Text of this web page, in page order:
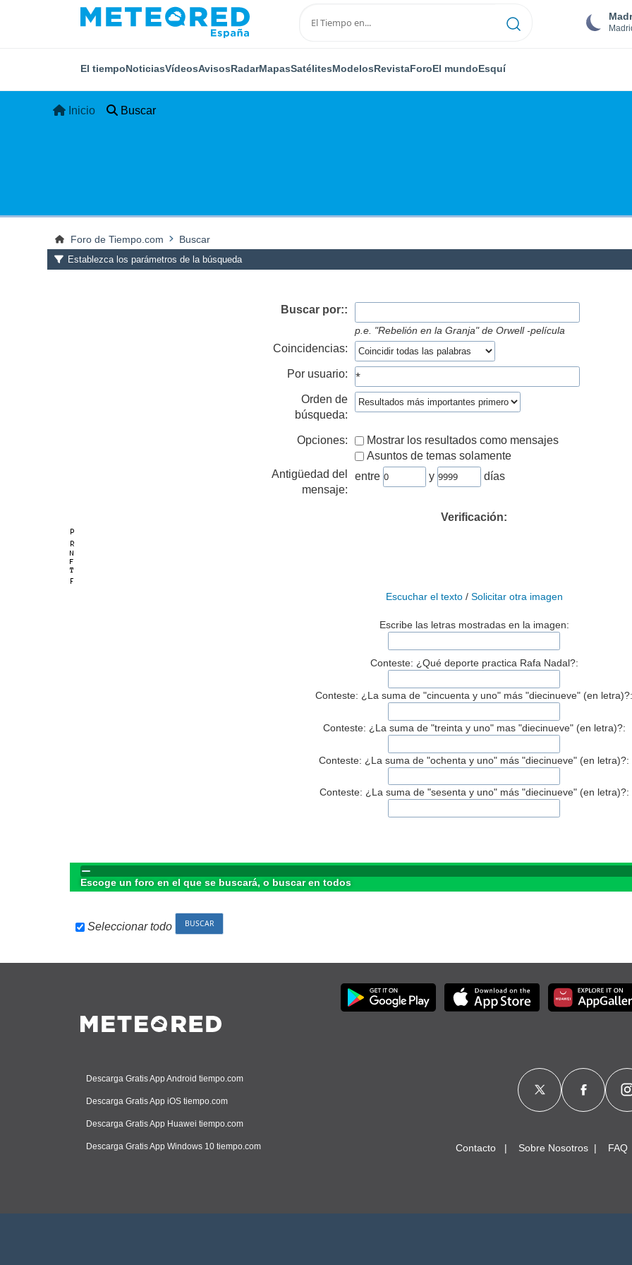
El tiempoNoticiasVídeosAvisosRadarMapasSatélitesModelosRevistaForoEl mundoEsquí
Inicio Buscar
Foro de Tiempo.com Buscar
Establezca los parámetros de la búsqueda
Buscar por::
p.e. "Rebelión en la Granja" de Orwell -película
Coincidencias:
Por usuario:
Orden de
búsqueda:
Opciones:
Mostrar los resultados como mensajes
Asuntos de temas solamente
Antigüedad del
mensaje:
entre y días
Verificación:
Escuchar el texto/ Solicitar otra imagen
Escribe las letras mostradas en la imagen:
Conteste: ¿Qué deporte practica Rafa Nadal?:
Conteste: ¿La suma de "cincuenta y uno" más "diecinueve" (en letra)?:
Conteste: ¿La suma de "treinta y uno" mas "diecinueve" (en letra)?:
Conteste: ¿La suma de "ochenta y uno" más "diecinueve" (en letra)?:
Conteste: ¿La suma de "sesenta y uno" más "diecinueve" (en letra)?:
Escoge un foro en el que se buscará, o buscar en todos
Seleccionar todo
Descarga Gratis App Android tiempo.com
Descarga Gratis App iOS tiempo.com
Descarga Gratis App Huawei tiempo.com
Descarga Gratis App Windows 10 tiempo.com Contacto Sobre Nosotros FAQ